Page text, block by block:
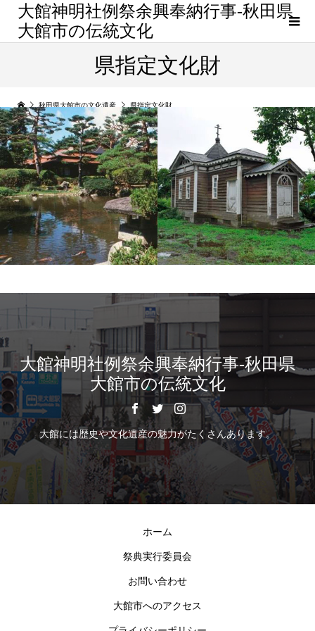
大館神明社例祭余興奉納行事-秋田県
大館市の伝統文化
県指定文化財
秋田県大館市の文化遺産 県指定文化財
大館神明社例祭余興奉納行事-秋田県
大館市の伝統文化
大館には歴史や文化遺産の魅力がたくさんあります。
ホーム
祭典実行委員会
お問い合わせ
大館市へのアクセス